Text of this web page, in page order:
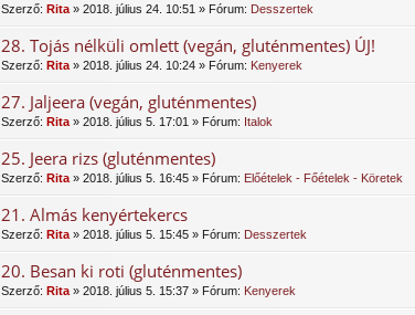
Szerző: Rita» 2018. július 24. 10:51 » Fórum: Desszertek
28. Tojás nélküli omlett (vegán, gluténmentes) ÚJ!
Szerző: Rita» 2018. július 24. 10:24 » Fórum: Kenyerek
27. Jaljeera (vegán, gluténmentes)
Szerző: Rita» 2018. július 5. 17:01 » Fórum: Italok
25. Jeera rizs (gluténmentes)
Szerző: Rita» 2018. július 5. 16:45 » Fórum: Előételek - Főételek - Köretek
21. Almás kenyértekercs
Szerző: Rita» 2018. július 5. 15:45 » Fórum: Desszertek
20. Besan ki roti (gluténmentes)
Szerző: Rita» 2018. július 5. 15:37 » Fórum: Kenyerek